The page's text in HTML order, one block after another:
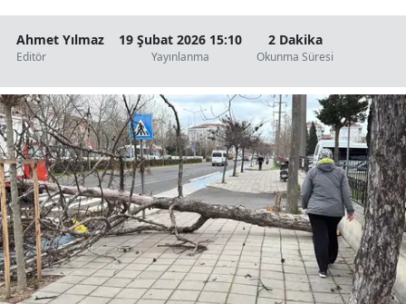
Ahmet Yılmaz
Editör
19 Şubat 2026 15:10
Yayınlanma
2 Dakika
Okunma Süresi